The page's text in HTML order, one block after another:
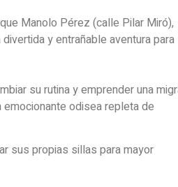
Manolo Pérez (calle Pilar Miró),
y entrañable aventura para
su rutina y emprender una
odisea repleta de
sus propias sillas para mayor